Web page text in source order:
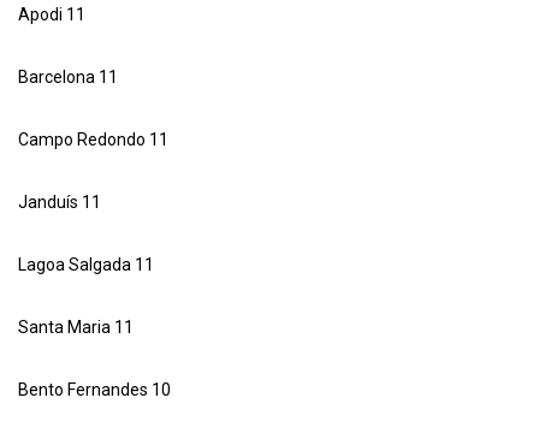
Apodi 11
Barcelona 11
Campo Redondo 11
Janduís 11
Lagoa Salgada 11
Santa Maria 11
Bento Fernandes 10